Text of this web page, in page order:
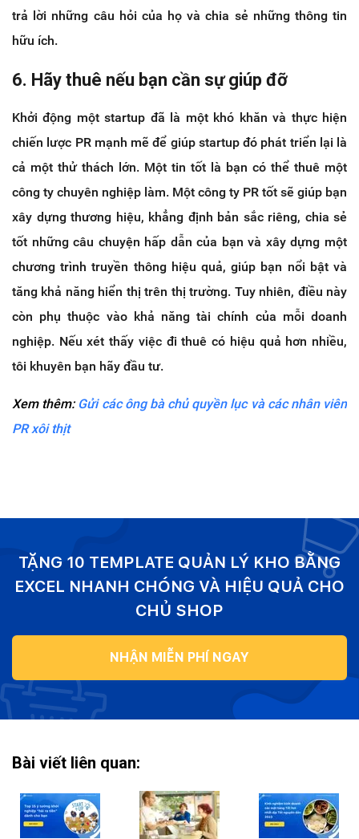
trả lời những câu hỏi của họ và chia sẻ những thông tin
hữu ích.
6. Hãy thuê nếu bạn cần sự giúp đỡ
Khởi động một startup đã là một khó khăn và thực hiện
chiến lược PR mạnh mẽ để giúp startup đó phát triển lại là
cả một thử thách lớn. Một tin tốt là bạn có thể thuê một
công ty chuyên nghiệp làm. Một công ty PR tốt sẽ giúp bạn
xây dựng thương hiệu, khẳng định bản sắc riêng, chia sẻ
tốt những câu chuyện hấp dẫn của bạn và xây dựng một
chương trình truyền thông hiệu quả, giúp bạn nổi bật và
tăng khả năng hiển thị trên thị trường. Tuy nhiên, điều này
còn phụ thuộc vào khả năng tài chính của mỗi doanh
nghiệp. Nếu xét thấy việc đi thuê có hiệu quả hơn nhiều,
tôi khuyên bạn hãy đầu tư.
Xem thêm: Gửi các ông bà chủ quyền lục và các nhân viên
PR xôi thịt
TẶNG 10 TEMPLATE QUẢN LÝ KHO BẰNG
EXCEL NHANH CHÓNG VÀ HIỆU QUẢ CHO
CHỦ SHOP
NHẬN MIỄN PHÍ NGAY
Bài viết liên quan: